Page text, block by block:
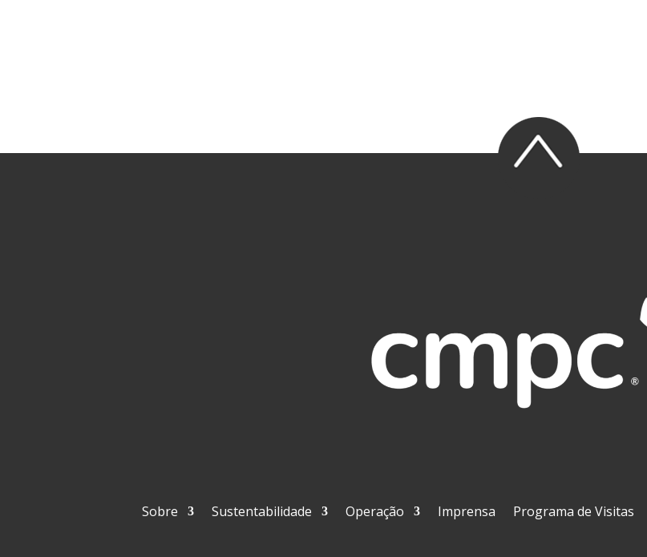
Sobre Sustentabilidade Operação Imprensa Programa de Visitas